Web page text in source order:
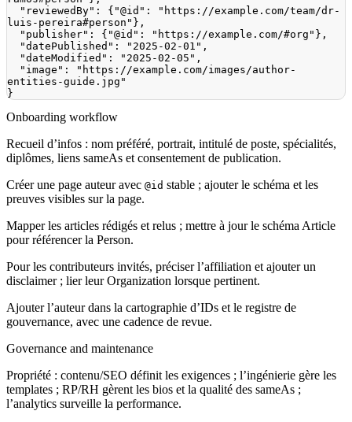
"reviewedBy" : { "@id" :
"https://example.com/team/dr-
luis-pereira#person" } ,
"publisher" : { "@id" : "https://example.com/#org" } ,
"datePublished" : "2025-02-01" ,
"dateModified" : "2025-02-05" ,
"image" :
"https://example.com/images/author-
entities-guide.jpg"
}
Onboarding workflow
Recueil d’infos : nom préféré, portrait, intitulé de poste, spécialités,
diplômes, liens sameAs et consentement de publication.
Créer une page auteur avec @id stable ; ajouter le schéma et les
preuves visibles sur la page.
Mapper les articles rédigés et relus ; mettre à jour le schéma Article
pour référencer la Person.
Pour les contributeurs invités, préciser l’affiliation et ajouter un
disclaimer ; lier leur Organization lorsque pertinent.
Ajouter l’auteur dans la cartographie d’IDs et le registre de
gouvernance, avec une cadence de revue.
Governance and maintenance
Propriété : contenu/SEO définit les exigences ; l’ingénierie gère les
templates ; RP/RH gèrent les bios et la qualité des sameAs ;
l’analytics surveille la performance.